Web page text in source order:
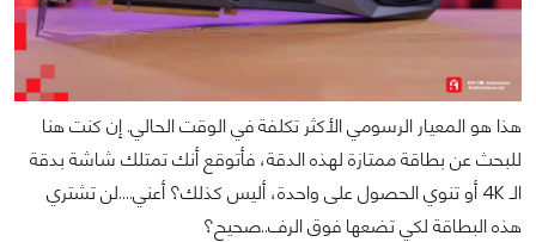
هذا هو المعيار الرسومي الأكثر تكلفة في الوقت الحالي. إن كنت هنا
للبحث عن بطاقة ممتازة لهذه الدقة، فأتوقع أنك تمتلك شاشة بدقة
الـ 4K أو تنوي الحصول على واحدة، أليس كذلك؟ أعني….لن تشتري
هذه البطاقة لكي تضعها فوق الرف..صحيح؟